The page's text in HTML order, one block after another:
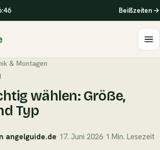
Beißzeiten
& Montagen
wählen: Größe,
Typ
angelguide.de· 17. Juni 2026· 1 Min. Lesezeit